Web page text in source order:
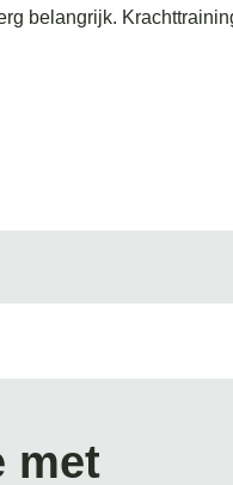
belangrijk.
met